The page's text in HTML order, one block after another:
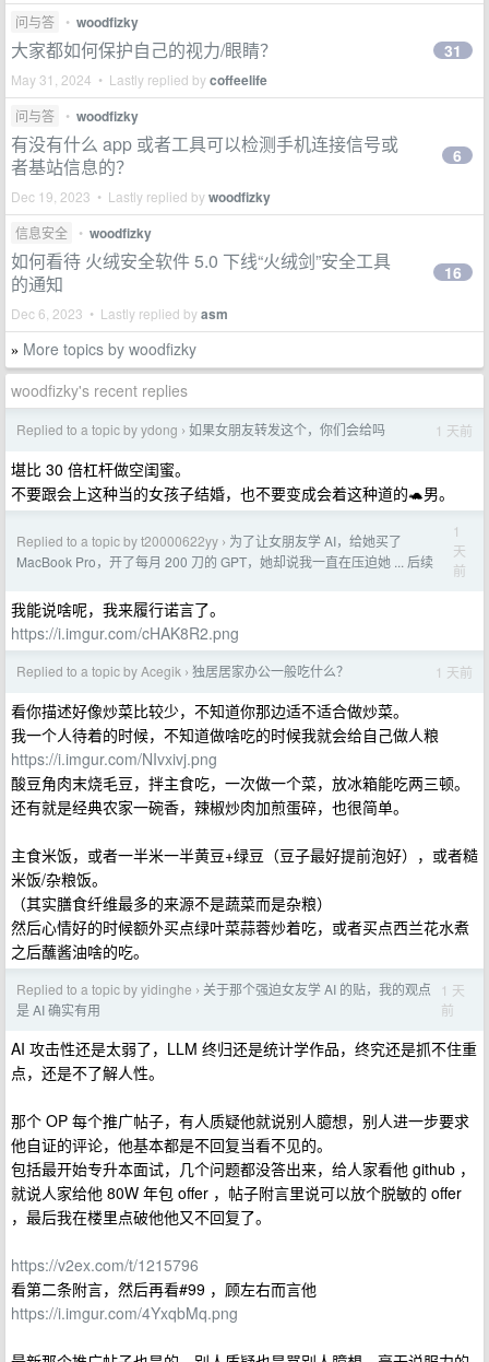
问与答 • woodfizky
大家都如何保护自己的视力/眼睛？
May 31, 2024 • Lastly replied bycoffeelife
31
问与答 • woodfizky
有没有什么 app 或者工具可以检测手机连接信号或
者基站信息的？
Dec 19, 2023 • Lastly replied bywoodfizky
6
信息安全 • woodfizky
如何看待 火绒安全软件 5.0 下线“火绒剑”安全工具
的通知
Dec 6, 2023 • Lastly replied byasm
16
» More topics by woodfizky
woodfizky's recent replies
Replied to a topic by ydong › 如果女朋友转发这个，你们会给吗 1 天前
堪比 30 倍杠杆做空闺蜜。
不要跟会上这种当的女孩子结婚，也不要变成会着这种道的🐢男。
Replied to a topic by t20000622yy › 为了让女朋友学 AI，给她买了
MacBook Pro，开了每月 200 刀的 GPT，她却说我一直在压迫她 ... 后续
1
天
前
我能说啥呢，我来履行诺言了。
https://i.imgur.com/cHAK8R2.png
Replied to a topic by Acegik › 独居居家办公一般吃什么？ 1 天前
看你描述好像炒菜比较少，不知道你那边适不适合做炒菜。
我一个人待着的时候，不知道做啥吃的时候我就会给自己做人粮
https://i.imgur.com/NIvxivj.png
酸豆角肉末烧毛豆，拌主食吃，一次做一个菜，放冰箱能吃两三顿。
还有就是经典农家一碗香，辣椒炒肉加煎蛋碎，也很简单。
主食米饭，或者一半米一半黄豆+绿豆（豆子最好提前泡好），或者糙
米饭/杂粮饭。
（其实膳食纤维最多的来源不是蔬菜而是杂粮）
然后心情好的时候额外买点绿叶菜蒜蓉炒着吃，或者买点西兰花水煮
之后蘸酱油啥的吃。
Replied to a topic by yidinghe › 关于那个强迫女友学 AI 的贴，我的观点
是 AI 确实有用
1 天
前
AI 攻击性还是太弱了，LLM 终归还是统计学作品，终究还是抓不住重
点，还是不了解人性。
那个 OP 每个推广帖子，有人质疑他就说别人臆想，别人进一步要求
他自证的评论，他基本都是不回复当看不见的。
包括最开始专升本面试，几个问题都没答出来，给人家看他 github ，
就说人家给他 80W 年包 offer ，帖子附言里说可以放个脱敏的 offer
，最后我在楼里点破他他又不回复了。
https://v2ex.com/t/1215796
看第二条附言，然后再看#99 ，顾左右而言他
https://i.imgur.com/4YxqbMq.png